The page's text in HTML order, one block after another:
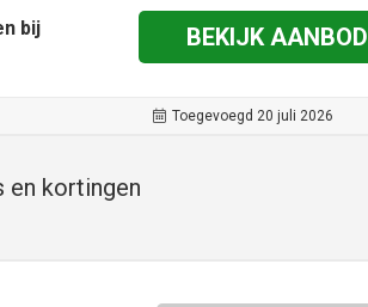
bij
BEKIJK AANBOD
Toegevoegd 20 juli 2026
en kortingen